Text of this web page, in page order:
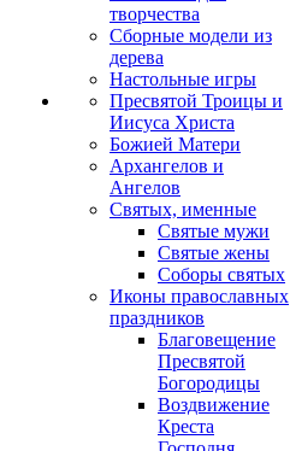
творчества
Сборные модели из
дерева
Настольные игры
Пресвятой Троицы и
Иисуса Христа
Божией Матери
Архангелов и
Ангелов
Святых, именные
Святые мужи
Святые жены
Соборы святых
Иконы православных
праздников
Благовещение
Пресвятой
Богородицы
Воздвижение
Креста